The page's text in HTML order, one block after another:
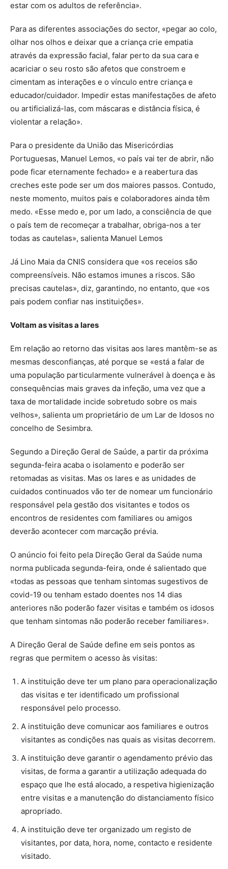
estar com os adultos de referência».
Para as diferentes associações do sector, «pegar ao colo,
olhar nos olhos e deixar que a criança crie empatia
através da expressão facial, falar perto da sua cara e
acariciar o seu rosto são afetos que constroem e
cimentam as interações e o vínculo entre criança e
educador/cuidador. Impedir estas manifestações de afeto
ou artificializá-las, com máscaras e distância física, é
violentar a relação».
Para o presidente da União das Misericórdias
Portuguesas, Manuel Lemos, «o país vai ter de abrir, não
pode ficar eternamente fechado» e a reabertura das
creches este pode ser um dos maiores passos. Contudo,
neste momento, muitos pais e colaboradores ainda têm
medo. «Esse medo e, por um lado, a consciência de que
o país tem de recomeçar a trabalhar, obriga-nos a ter
todas as cautelas», salienta Manuel Lemos
Já Lino Maia da CNIS considera que «os receios são
compreensíveis. Não estamos imunes a riscos. São
precisas cautelas», diz, garantindo, no entanto, que «os
pais podem confiar nas instituições».
Voltam as visitas a lares
Em relação ao retorno das visitas aos lares mantêm-se as
mesmas desconfianças, até porque se «está a falar de
uma população particularmente vulnerável à doença e às
consequências mais graves da infeção, uma vez que a
taxa de mortalidade incide sobretudo sobre os mais
velhos», salienta um proprietário de um Lar de Idosos no
concelho de Sesimbra.
Segundo a Direção Geral de Saúde, a partir da próxima
segunda-feira acaba o isolamento e poderão ser
retomadas as visitas. Mas os lares e as unidades de
cuidados continuados vão ter de nomear um funcionário
responsável pela gestão dos visitantes e todos os
encontros de residentes com familiares ou amigos
deverão acontecer com marcação prévia.
O anúncio foi feito pela Direção Geral da Saúde numa
norma publicada segunda-feira, onde é salientado que
«todas as pessoas que tenham sintomas sugestivos de
covid-19 ou tenham estado doentes nos 14 dias
anteriores não poderão fazer visitas e também os idosos
que tenham sintomas não poderão receber familiares».
A Direção Geral de Saúde define em seis pontos as
regras que permitem o acesso às visitas:
A instituição deve ter um plano para operacionalização
das visitas e ter identificado um profissional
responsável pelo processo.
A instituição deve comunicar aos familiares e outros
visitantes as condições nas quais as visitas decorrem.
A instituição deve garantir o agendamento prévio das
visitas, de forma a garantir a utilização adequada do
espaço que lhe está alocado, a respetiva higienização
entre visitas e a manutenção do distanciamento físico
apropriado.
A instituição deve ter organizado um registo de
visitantes, por data, hora, nome, contacto e residente
visitado.